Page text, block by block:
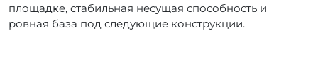
площадке, стабильная несущая способность и
ровная база под следующие конструкции.